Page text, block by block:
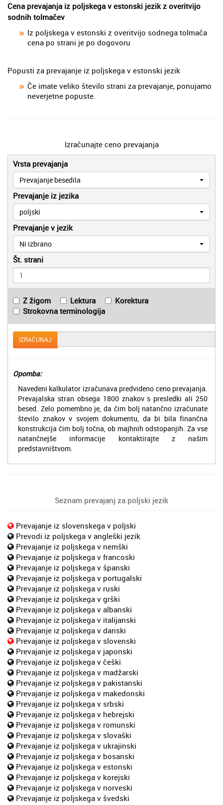
Cena prevajanja iz poljskega v estonski jezik z overitvijo
sodnih tolmačev
Iz poljskega v estonski z overitvijo sodnega tolmača
cena po strani je po dogovoru
Popusti za prevajanje iz poljskega v estonski jezik
Če imate veliko število strani za prevajanje, ponujamo
neverjetne popuste.
Izračunajte ceno prevajanja
Vrsta prevajanja
Prevajanje besedila
Prevajanje iz jezika
poljski
Prevajanje v jezik
Ni izbrano
Št. strani
Z žigom Lektura
Korektura
Strokovna terminologija
IZRAČUNAJ
Opomba:
Navedeni kalkulator izračunava predvideno ceno prevajanja.
Prevajalska stran obsega 1800 znakov s presledki ali 250
besed. Zelo pomembno je, da čim bolj natančno izračunate
število znakov v svojem dokumentu, da bi bila finančna
konstrukcija čim bolj točna, ob majhnih odstopanjih. Za vse
natančnejše informacije kontaktirajte z našim
predstavništvom.
Seznam prevajanj za poljski jezik
Prevajanje iz slovenskega v poljski
Prevodi iz poljskega v angleški jezik
Prevajanje iz poljskega v nemški
Prevajanje iz poljskega v francoski
Prevajanje iz poljskega v španski
Prevajanje iz poljskega v portugalski
Prevajanje iz poljskega v ruski
Prevajanje iz poljskega v grški
Prevajanje iz poljskega v albanski
Prevajanje iz poljskega v italijanski
Prevajanje iz poljskega v danski
Prevajanje iz poljskega v slovenski
Prevajanje iz poljskega v japonski
Prevajanje iz poljskega v češki
Prevajanje iz poljskega v madžarski
Prevajanje iz poljskega v pakistanski
Prevajanje iz poljskega v makedonski
Prevajanje iz poljskega v srbski
Prevajanje iz poljskega v hebrejski
Prevajanje iz poljskega v romunski
Prevajanje iz poljskega v slovaški
Prevajanje iz poljskega v ukrajinski
Prevajanje iz poljskega v bosanski
Prevajanje iz poljskega v estonski
Prevajanje iz poljskega v korejski
Prevajanje iz poljskega v norveski
Prevajanje iz poljskega v švedski